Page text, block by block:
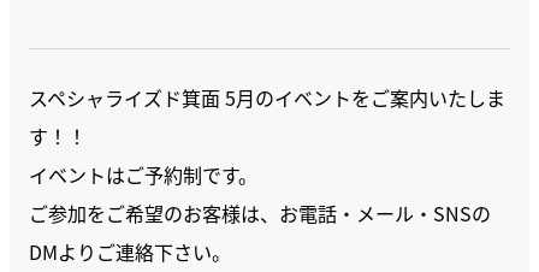
スペシャライズド箕面 5月のイベントをご案内いたしま
す！！
イベントはご予約制です。
ご参加をご希望のお客様は、お電話・メール・SNSの
DMよりご連絡下さい。